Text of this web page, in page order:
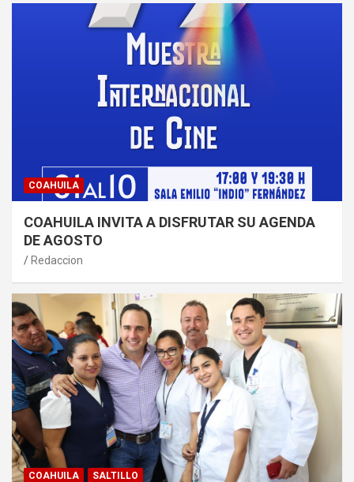
COAHUILA
COAHUILA INVITA A DISFRUTAR SU AGENDA
DE AGOSTO
Redaccion
COAHUILA SALTILLO